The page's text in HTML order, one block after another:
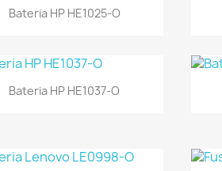
Vista rápida
Bateria HP HE1025-O
Vista rápida
Bateria HP HE1037-O